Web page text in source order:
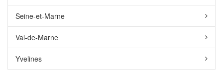
Seine-et-Marne
Val-de-Marne
Yvelines